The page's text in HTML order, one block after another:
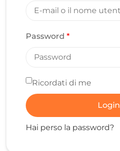
Password *
Ricordati di me
Login
Hai perso la password?